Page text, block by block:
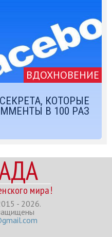
ВДОХНОВЕНИЕ
СЕКРЕТА, КОТОРЫЕ
В 100 РАЗ
мира!
- 2026.